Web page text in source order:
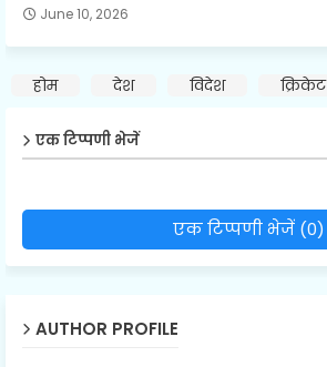
June 10, 2026
होम देश विदेश क्रिकेट
एक टिप्पणी भेजें
एक टिप्पणी भेजें (0)
AUTHOR PROFILE